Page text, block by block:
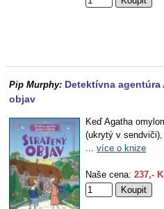
Pip Murphy: Detektívna
objav
Keď Agatha
(ukrytý v
... více o knize
Naše cena: 237,-